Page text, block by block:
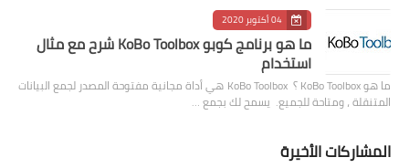
04 أكتوبر 2020
ما هو برنامج كوبو KoBo Toolbox شرح مع مثال
استخدام
ما هو KoBo Toolbox ؟ KoBo Toolbox هي أداة مجانية مفتوحة المصدر لجمع البيانات
المتنقلة ، ومتاحة للجميع. يسمح لك بجمع …
المشاركات الأخيرة